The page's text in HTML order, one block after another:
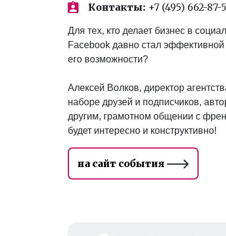
Контакты: +7 (495) 662-
Для тех, кто делает бизнес в
Facebook давно стал
его возможности?
Алексей Волков, директор
наборе друзей и подписчиков,
другим, грамотном общении с
будет интересно и конструктивно!
на сайт события